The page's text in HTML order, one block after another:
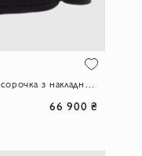
66 900 ₴